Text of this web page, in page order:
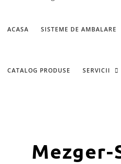
ACASA SISTEME DE AMBALARE
CATALOG PRODUSE SERVICII
Mezger-